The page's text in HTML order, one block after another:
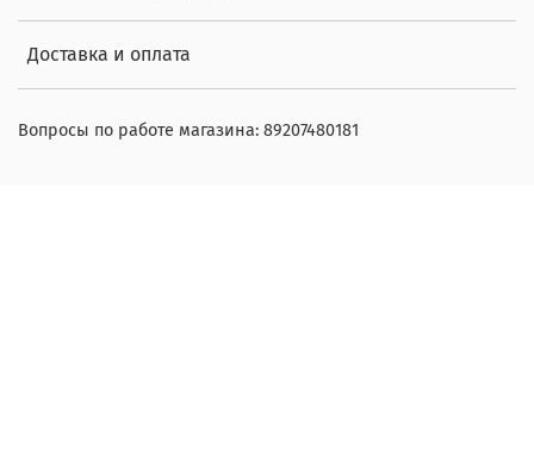
Доставка и оплата
Вопросы по работе магазина: 89207480181